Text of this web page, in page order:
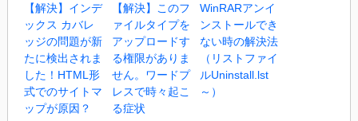
【解決】インデ
ックス カバレ
ッジの問題が新
たに検出されま
した！HTML形
式でのサイトマ
ップが原因？
【解決】このフ
ァイルタイプを
アップロードす
る権限がありま
せん。ワードプ
レスで時々起こ
る症状
WinRARアンイ
ンストールでき
ない時の解決法
（リストファイ
ルUninstall.lst
～）